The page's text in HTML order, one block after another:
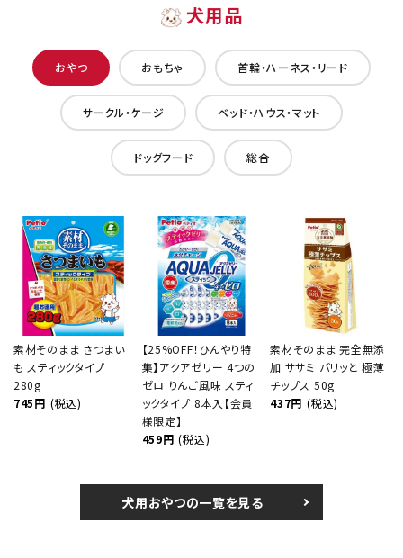
犬用品
おやつ おもちゃ 首輪・ハーネス・リード
サークル・ケージ ベッド・ハウス・マット
ドッグフード 総合
素材そのまま さつまい
も スティックタイプ
280g
745円 (税込)
【25%OFF！ひんやり特
集】アクアゼリー 4つの
ゼロ りんご風味 スティ
ックタイプ 8本入【会員
様限定】
459円 (税込)
素材そのまま 完全無添
加 ササミ パリッと 極薄
チップス 50g
437円 (税込)
犬用おやつの一覧を見る